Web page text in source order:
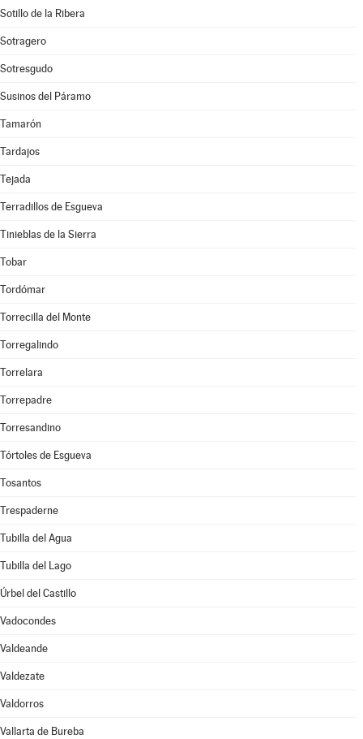
Sotillo de la Ribera
Sotragero
Sotresgudo
Susinos del Páramo
Tamarón
Tardajos
Tejada
Terradillos de Esgueva
Tinieblas de la Sierra
Tobar
Tordómar
Torrecilla del Monte
Torregalindo
Torrelara
Torrepadre
Torresandino
Tórtoles de Esgueva
Tosantos
Trespaderne
Tubilla del Agua
Tubilla del Lago
Úrbel del Castillo
Vadocondes
Valdeande
Valdezate
Valdorros
Vallarta de Bureba